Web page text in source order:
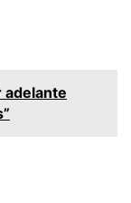
adelante